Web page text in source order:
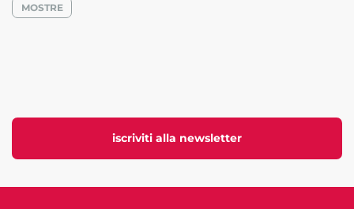
iscriviti alla newsletter
MOSTRE